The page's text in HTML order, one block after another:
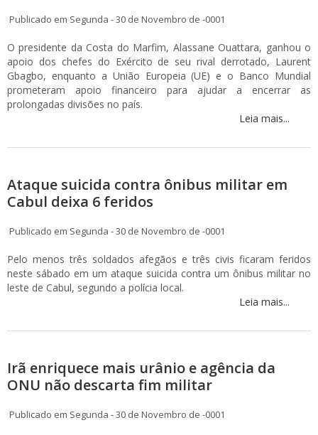
Publicado em Segunda - 30 de Novembro de -0001
O presidente da Costa do Marfim, Alassane Ouattara, ganhou o
apoio dos chefes do Exército de seu rival derrotado, Laurent
Gbagbo, enquanto a União Europeia (UE) e o Banco Mundial
prometeram apoio financeiro para ajudar a encerrar as
prolongadas divisões no país.
Leia mais...
Ataque suicida contra ônibus militar em
Cabul deixa 6 feridos
Publicado em Segunda - 30 de Novembro de -0001
Pelo menos três soldados afegãos e três civis ficaram feridos
neste sábado em um ataque suicida contra um ônibus militar no
leste de Cabul, segundo a polícia local.
Leia mais...
Irã enriquece mais urânio e agência da
ONU não descarta fim militar
Publicado em Segunda - 30 de Novembro de -0001